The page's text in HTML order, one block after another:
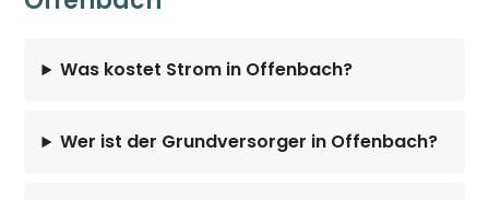
Was kostet Strom in Offenbach?
Wer ist der Grundversorger in Offenbach?